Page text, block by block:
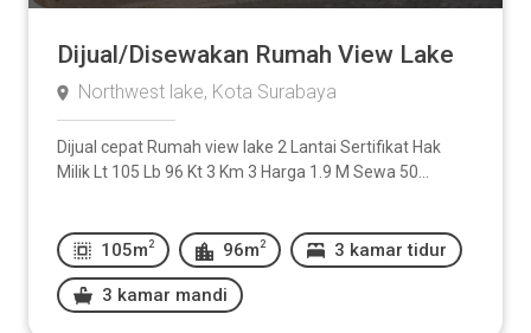
Dijual/Disewakan Rumah View Lake
Northwest lake, Kota Surabaya
Dijual cepat Rumah view lake 2 Lantai Sertifikat Hak
Milik Lt 105 Lb 96 Kt 3 Km 3 Harga 1.9 M Sewa 50...
105m 2 96m 2 3 kamar tidur
3 kamar mandi